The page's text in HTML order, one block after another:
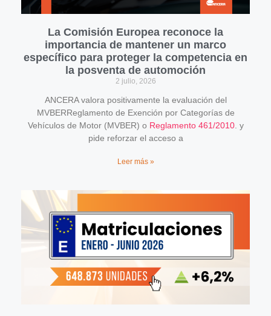
La Comisión Europea reconoce la
importancia de mantener un marco
específico para proteger la competencia en
la posventa de automoción
2 julio, 2026
ANCERA valora positivamente la evaluación del
MVBERReglamento de Exención por Categorías de
Vehículos de Motor (MVBER) o Reglamento 461/2010. y
pide reforzar el acceso a
Leer más »